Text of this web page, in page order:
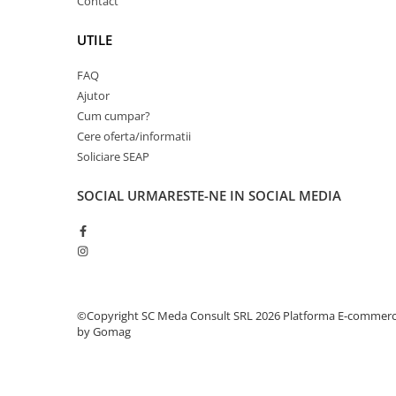
Alte periferice
Accesorii PC
Cabluri retea
Sisteme Mesh WiFi
Placi de retea
Rack-uri & accesorii rack
Patch panel-uri
UTILE
FAQ
Ajutor
Cum cumpar?
Cere oferta/informatii
Soliciare SEAP
SOCIAL URMARESTE-NE IN SOCIAL MEDIA
©Copyright SC Meda Consult SRL 2026 Platforma E-
by Gomag